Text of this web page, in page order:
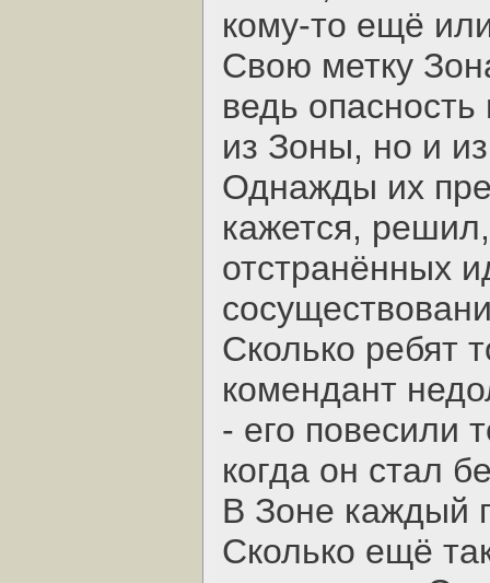
кому-то ещё
Свою метку
ведь
из Зоны, но и
Однажды их
кажется,
отстранённых
Сколько ребят
комендант
- его повесили
когда он стал
В Зоне каждый
Сколько ещё